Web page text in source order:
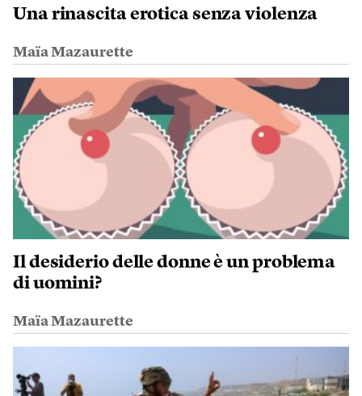
Una rinascita erotica senza violenza
Maïa Mazaurette
Il desiderio delle donne è un problema
di uomini?
Maïa Mazaurette